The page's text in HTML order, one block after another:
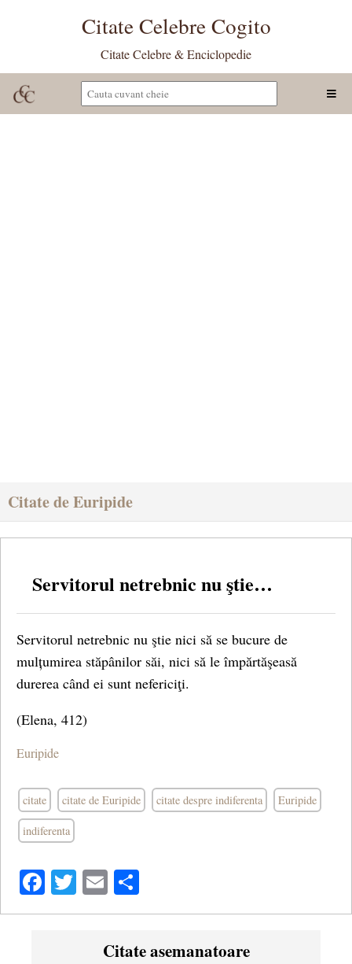
Citate Celebre Cogito
Citate Celebre & Enciclopedie
Citate de Euripide
Servitorul netrebnic nu ştie…
Servitorul netrebnic nu ştie nici să se bucure de
mulțumirea stăpânilor săi, nici să le împărtăşeasă
durerea când ei sunt nefericiţi.
(Elena, 412)
Euripide
citate citate de Euripide citate despre indiferenta Euripide
indiferenta
Facebook
Twitter
Email
Citate asemanatoare